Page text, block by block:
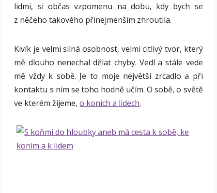
lidmi, si občas vzpomenu na dobu, kdy bych se
z něčeho takového přinejmenším zhroutila.
Kivík je velmi silná osobnost, velmi citlivý tvor, který
mě dlouho nenechal dělat chyby. Vedl a stále vede
mě vždy k sobě. Je to moje největší zrcadlo a při
kontaktu s ním se toho hodně učím. O sobě, o světě
ve kterém žijeme,o koních a lidech.